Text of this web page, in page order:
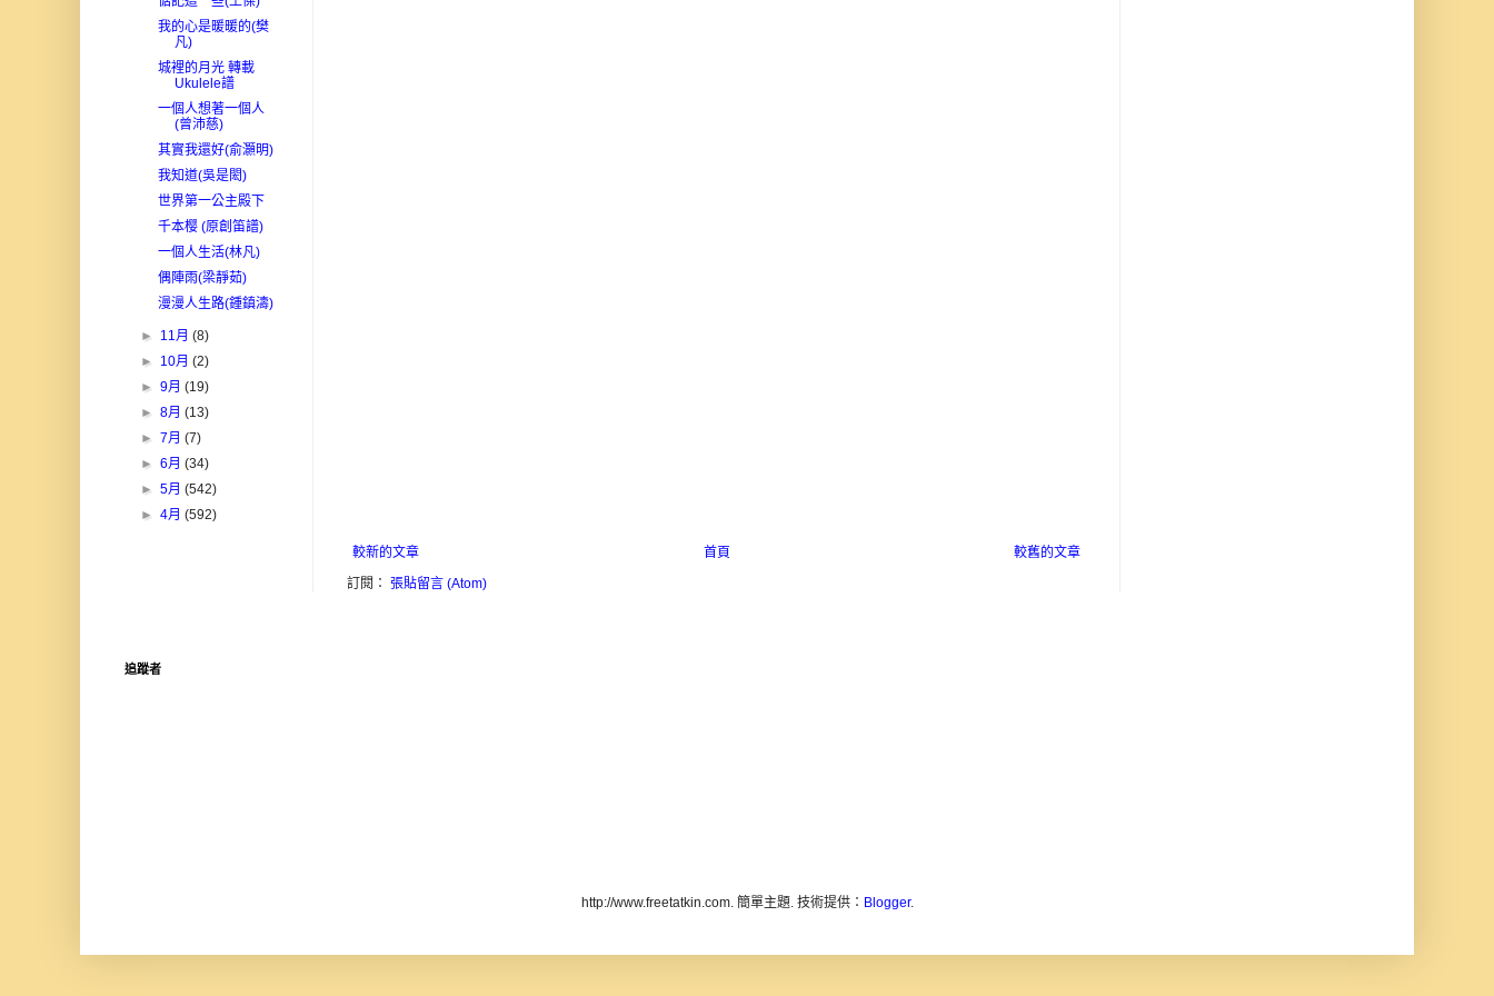
較新的文章 較舊的文章
首頁
訂閱： 張貼留言 (Atom)
我的心是暖暖的(樊
凡)
城裡的月光 轉載
Ukulele譜
一個人想著一個人
(曾沛慈)
其實我還好(俞灝明)
我知道(吳是閎)
世界第一公主殿下
千本樱 (原創笛譜)
一個人生活(林凡)
偶陣雨(梁靜茹)
漫漫人生路(鍾鎮濤)
► 11月(8)
► 10月(2)
►9月(19)
►8月(13)
►7月(7)
►6月(34)
►5月(542)
►4月(592)
追蹤者
http://www.freetatkin.com. 簡單主題. 技術提供： Blogger.